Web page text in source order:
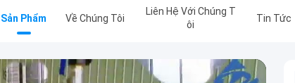
Sản Phẩm Về Chúng Tôi
Liên Hệ Với Chúng T
Ôi
Tin Tức